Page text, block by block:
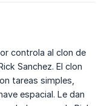
controla al clon de
Sanchez. El clon
tareas simples,
espacial. Le dan